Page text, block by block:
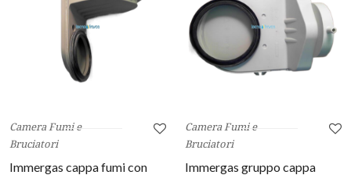
Camera Fumi e
Bruciatori
Immergas cappa fumi con
Camera Fumi e
Bruciatori
Immergas gruppo cappa